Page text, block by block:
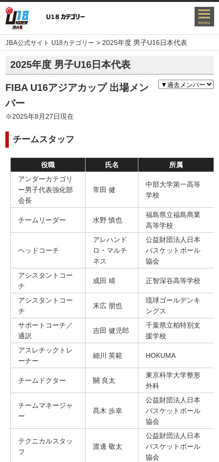
JBA公式サイト U18カテゴリー >2025年度 男子U16日本代表
2025年度 男子U16日本代表
FIBA U16アジアカップ 出場メン
バー
※2025年8月27日現在
チームスタッフ
役職 氏名
所属
アンダーカテゴリ
ー男子代表強化部
会長
常田 健
中部大学第一高等
学校
チームリーダー 水野 慎也
福島県立福島商業
高等学校
ヘッドコーチ
アレハンド
ロ・マルチ
ネス
公益財団法人日本
バスケットボール
協会
アシスタントコー
チ
成田 靖 正智深谷高等学校
アシスタントコー
チ
末広 朋也
琉球ゴールデンキ
ングス
サポートコーチ／
通訳
吉田 健児郎
千葉県立柏特別支
援学校
アスレチックトレ
ーナー
細川 英範 HOKUMA
チームドクター 關 良太
東京科学大学整形
外科
チームマネージャ
ー
髙木 歩幸
公益財団法人日本
バスケットボール
協会
テクニカルスタッ
フ
渡邊 敬太
公益財団法人日本
バスケットボール
協会